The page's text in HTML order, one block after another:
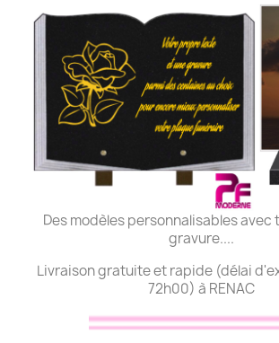
Des modèles personnalisables avec
gravure....
Livraison gratuite et rapide (délai
72h00) à RENAC